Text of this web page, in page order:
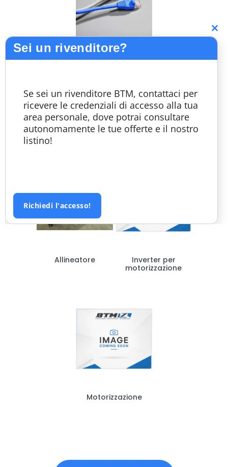
Teleassistenza
ACCESSORI PER RULLIERE
Allineatore
Inverter per
motorizzazione
Motorizzazione
Sei un rivenditore?
Se sei un rivenditore BTM, contattaci per
ricevere le credenziali di accesso alla tua
area personale, dove potrai consultare
autonomamente le tue offerte e il nostro
listino!
Richiedi l'accesso!